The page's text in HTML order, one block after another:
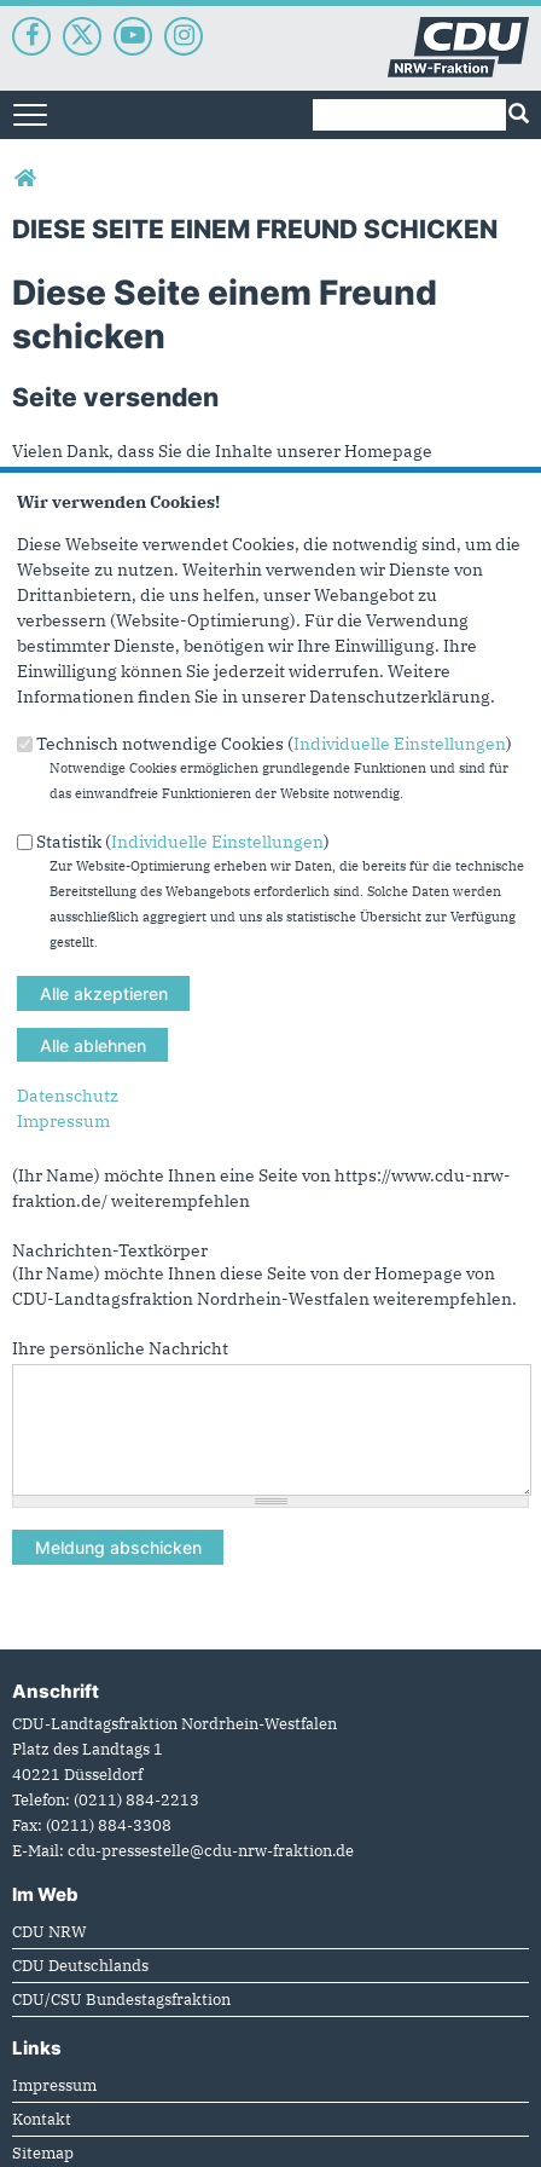
Toggle navigation
Sie sind hier
DIESE SEITE EINEM FREUND SCHICKEN
Diese Seite einem Freund
schicken
Seite versenden
Vielen Dank, dass Sie die Inhalte unserer Homepage
weiterempfehlen.
Personen, denen Sie die Seite weiterempfehlen, zu informieren,
von wem die Empfehlung kommt, und dass es kein Spam ist.
Das mit * gekennzeichnete Feld ist ein Pflichtfeld.
Eigene E-Mail-Adresse
Eigener Name*
Senden an *
Sie können mehrere Empfänger mit Komma getrennt eingeben.
Sie leiten den folgenden Inhalt weiter
Bergschaden bei
(Ihr Name) möchte Ihnen eine Seite von https://www.cdu-nrw-
fraktion.de/ weiterempfehlen
Nachrichten-Textkörper
(Ihr Name) möchte Ihnen diese Seite von der Homepage von
CDU-Landtagsfraktion Nordrhein-Westfalen weiterempfehlen.
Ihre persönliche Nachricht
Fußbereich
Anschrift
CDU-Landtagsfraktion Nordrhein-Westfalen
Platz des Landtags 1
40221 Düsseldorf
Telefon: (0211) 884-2213
Fax: (0211) 884-3308
E-Mail: cdu-pressestelle@cdu-nrw-fraktion.de
Im Web
CDU NRW
CDU Deutschlands
CDU/CSU Bundestagsfraktion
Links
Impressum
Kontakt
Sitemap
Wir verwenden Cookies!
Diese Webseite verwendet Cookies, die notwendig sind, um die
Webseite zu nutzen. Weiterhin verwenden wir Dienste von
Drittanbietern, die uns helfen, unser Webangebot zu
verbessern (Website-Optimierung). Für die Verwendung
bestimmter Dienste, benötigen wir Ihre Einwilligung. Ihre
Einwilligung können Sie jederzeit widerrufen. Weitere
Informationen finden Sie in unserer Datenschutzerklärung.
Technisch notwendige Cookies (Individuelle Einstellungen)
Notwendige Cookies ermöglichen grundlegende Funktionen und sind für
das einwandfreie Funktionieren der Website notwendig.
Statistik (Individuelle Einstellungen)
Zur Website-Optimierung erheben wir Daten, die bereits für die technische
Bereitstellung des Webangebots erforderlich sind. Solche Daten werden
ausschließlich aggregiert und uns als statistische Übersicht zur Verfügung
gestellt.
Datenschutz
Impressum